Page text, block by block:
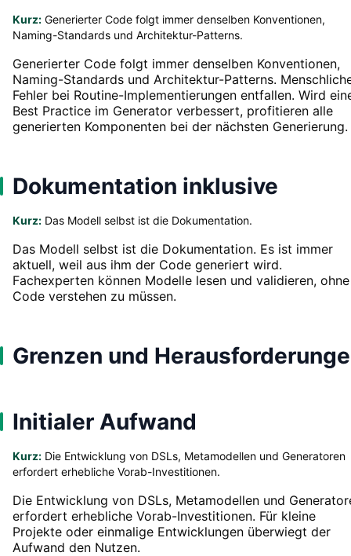
Kurz: Generierter Code folgt immer denselben Konventionen,
Naming-Standards und Architektur-Patterns.
Generierter Code folgt immer denselben Konventionen,
Naming-Standards und Architektur-Patterns.
Fehler bei Routine-Implementierungen entfallen. Wird
Best Practice im Generator verbessert, profitieren alle
generierten Komponenten bei der nächsten Generierung.
Dokumentation inklusive
Kurz: Das Modell selbst ist die Dokumentation.
Das Modell selbst ist die Dokumentation. Es ist immer
aktuell, weil aus ihm der Code generiert wird.
Fachexperten können Modelle lesen und validieren, ohne
Code verstehen zu müssen.
Grenzen und
Initialer Aufwand
Kurz: Die Entwicklung von DSLs, Metamodellen und Generatoren
erfordert erhebliche Vorab-Investitionen.
Die Entwicklung von DSLs, Metamodellen und
erfordert erhebliche Vorab-Investitionen. Für kleine
Projekte oder einmalige Entwicklungen überwiegt der
Aufwand den Nutzen.